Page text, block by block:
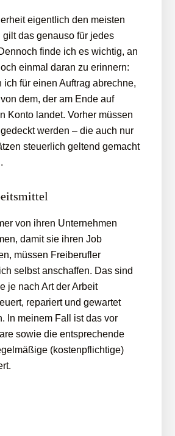
eigentlich den meisten
gilt das genauso für jedes
finde ich es wichtig, an
einmal daran zu erinnern:
ich für einen Auftrag abrechne,
dem, der am Ende auf
Konto landet. Vorher müssen
werden – die auch nur
steuerlich geltend gemacht
von ihren Unternehmen
damit sie ihren Job
müssen Freiberufler
selbst anschaffen. Das sind
je nach Art der Arbeit
repariert und gewartet
In meinem Fall ist das vor
sowie die entsprechende
(kostenpflichtige)